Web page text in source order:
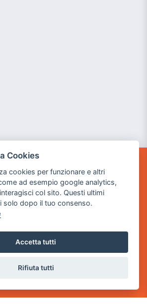
3
Botticino, BS
Cookies
cookies per funzionare e altri
ad esempio google analytics,
col sito. Questi ultimi
solo dopo il tuo consenso.
Accetta tutti
Rifiuta tutti